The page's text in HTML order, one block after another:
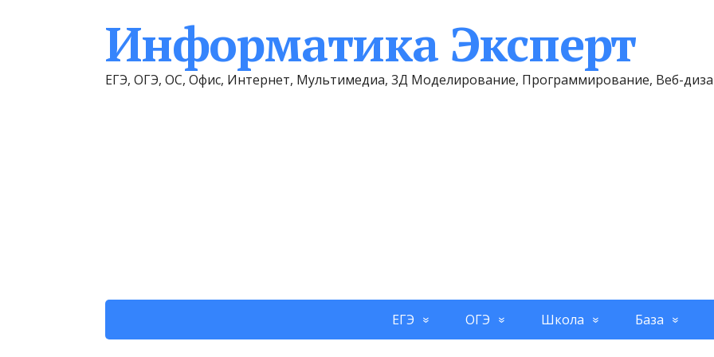
Информатика Эксперт
ЕГЭ, ОГЭ, ОС, Офис, Интернет, Мультимедиа, 3Д Моделирование, Программирование, Веб-
ЕГЭ ОГЭ Школа База